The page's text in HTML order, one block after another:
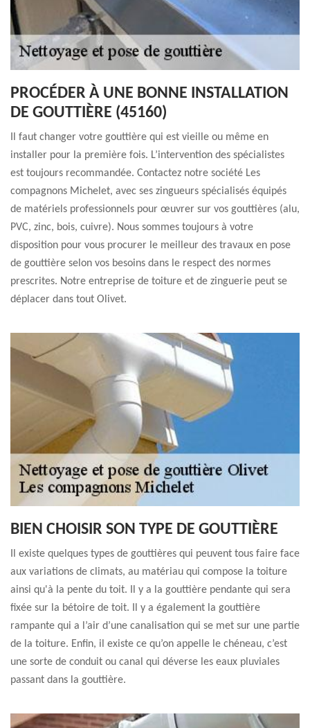
PROCÉDER À UNE BONNE INSTALLATION
DE GOUTTIÈRE (45160)
Il faut changer votre gouttière qui est vieille ou même en
installer pour la première fois. L’intervention des spécialistes
est toujours recommandée. Contactez notre société Les
compagnons Michelet, avec ses zingueurs spécialisés équipés
de matériels professionnels pour œuvrer sur vos gouttières (alu,
PVC, zinc, bois, cuivre). Nous sommes toujours à votre
disposition pour vous procurer le meilleur des travaux en pose
de gouttière selon vos besoins dans le respect des normes
prescrites. Notre entreprise de toiture et de zinguerie peut se
déplacer dans tout Olivet.
BIEN CHOISIR SON TYPE DE GOUTTIÈRE
Il existe quelques types de gouttières qui peuvent tous faire face
aux variations de climats, au matériau qui compose la toiture
ainsi qu'à la pente du toit. Il y a la gouttière pendante qui sera
fixée sur la bétoire de toit. Il y a également la gouttière
rampante qui a l’air d’une canalisation qui se met sur une partie
de la toiture. Enfin, il existe ce qu’on appelle le chéneau, c’est
une sorte de conduit ou canal qui déverse les eaux pluviales
passant dans la gouttière.